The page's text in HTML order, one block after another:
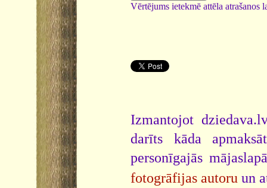
Vērtējums ietekmē attēla atrašanos
Izmantojot
darīts kāda
personīgajās
fotogrāfijas autoru un